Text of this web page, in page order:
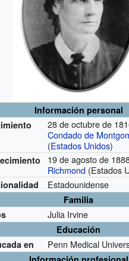
Información personal
28 de octubre de
Condado de
(Estados Unidos)
19 de agosto de
Richmond (Estados
Estadounidense
Familia
Julia Irvine
Educación
en
Penn Medical